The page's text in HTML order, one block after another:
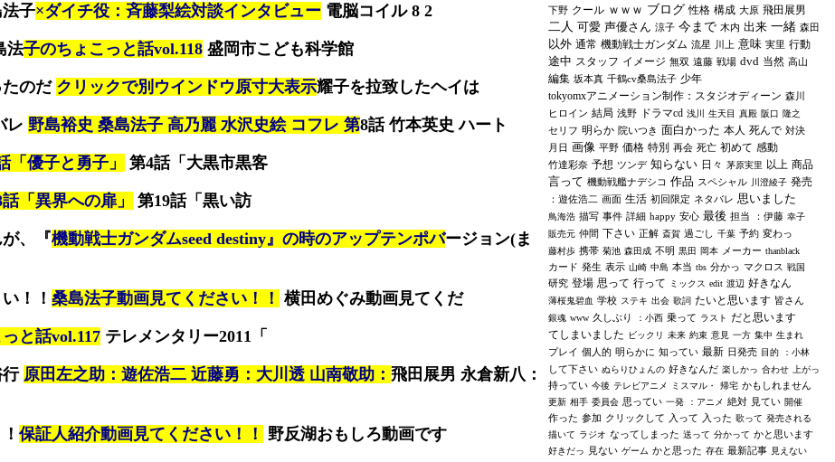
法子×ダイチ役：斉藤梨絵対談インタビュー 電脳コイル 8 2
法子のちょこっと話vol.118 盛岡市こども科学館
のだ クリックで別ウインドウ原寸大表示耀子を拉致したヘイは
レ 野島裕史 桑島法子 高乃麗 水沢史絵 コフレ 第8話 竹本英史 ハート
「優子と勇子」 第4話「大黒市黒客
「異界への扉」 第19話「黒い訪
、『機動戦士ガンダムseed destiny』の時のアップテンポバージョン(ま
！！ 桑島法子動画見てください！！ 横田めぐみ動画見てくだ
と話vol.117 テレメンタリー2011「
行 原田左之助：遊佐浩二 近藤勇：大川透 山南敬助： 飛田展男 永倉新八：
保証人紹介動画見てください！！ 野反湖おもしろ動画です
下野 クール ｗｗｗ ブログ 性格 構成 大原 飛田展男
二人 可愛 声優さん 涼子 今まで 木内 出来 一緒 森田
以外 通常 機動戦士ガンダム 流星 川上 意味 実里 行動
途中 スタッフ イメージ 無双 遠藤 戦場 dvd 当然 高山
編集 坂本真 千鶴cv桑島法子 少年
tokyomxアニメーション制作：スタジオディーン 森川
ヒロイン 結局 浅野 ドラマcd 浅川 生天目 真殿 阪口 隆之
セリフ 明らか 院いつき 面白かった 本人 死んで 対決
月日 画像 平野 価格 特別 再会 死亡 初めて 感動
竹達彩奈 予想 ツンデ 知らない 日々 茅原実里 以上 商品
言って 機動戦艦ナデシコ 作品 スペシャル 川澄綾子 発売
：遊佐浩二 画面 生活 初回限定 ネタバレ 思いました
鳥海浩 描写 事件 詳細 happy 安心 最後 担当 ：伊藤 幸子
販売元 仲間 下さい 正解 斎賀 過ごし 千葉 予約 変わっ
藤村歩 携帯 菊池 森田成 不明 黒田 岡本 メーカー thanblack
カード 発生 表示 山崎 中島 本当 tbs 分かっ マクロス 戦国
研究 登場 思って 行って ミックス edit 渡辺 好きなん
薄桜鬼碧血 学校 ステキ 出会 歌詞 たいと思います 皆さん
銀魂 www 久しぶり ：小西 乗って ラスト だと思います
てしまいました
ビックリ 未来 約束 意見 一方 集中 生まれ
プレイ 個人的 明らかに 知ってい 最新 日発売 目的 ：小林
して下さい ぬらりひょんの 好きなんだ 楽しかっ 合わせ 上がっ
持ってい 今後 テレビアニメ ミスマル・ 帰宅 かもしれません
更新 相手 委員会 思ってい 一発 ：アニメ 絶対 見てい 開催
作った 参加 クリックして 入って 入った 歌って 発売される
描いて ラジオ なってしまった 送って 分かって かと思います
好きだっ 見ない ゲーム かと思った 存在 最新記事 見えない